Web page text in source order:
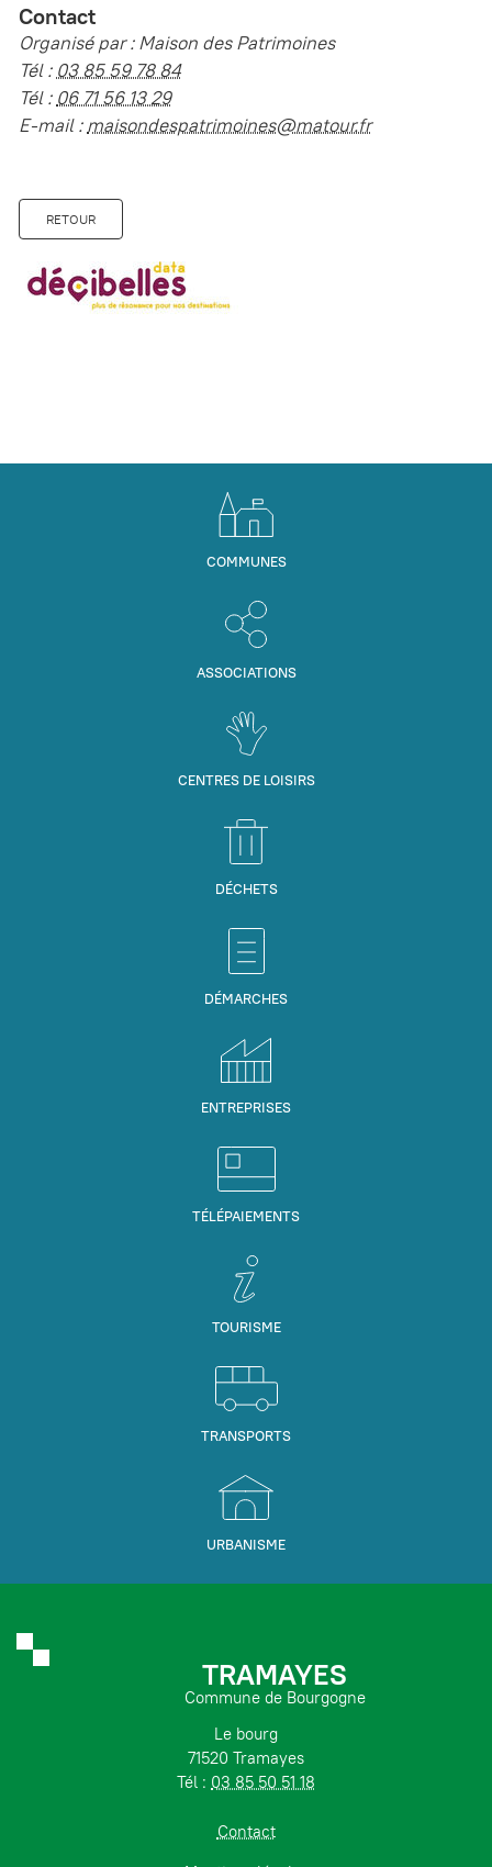
Contact
Organisé par : Maison des Patrimoines
Tél : 03 85 59 78 84
Tél : 06 71 56 13 29
E-mail :maisondespatrimoines@matour.fr
RETOUR
COMMUNES
ASSOCIATIONS
CENTRES DE LOISIRS
DÉCHETS
DÉMARCHES
ENTREPRISES
TÉLÉPAIEMENTS
TOURISME
TRANSPORTS
URBANISME
TRAMAYES
Commune de Bourgogne
Le bourg
71520 Tramayes
Tél : 03 85 50 51 18
Contact